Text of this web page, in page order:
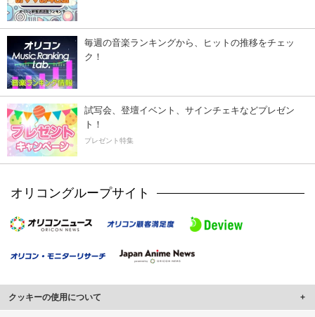
毎週の音楽ランキングから、ヒットの推移をチェッ
ク！
試写会、登壇イベント、サインチェキなどプレゼン
ト！
プレゼント特集
オリコングループサイト
クッキーの使用について